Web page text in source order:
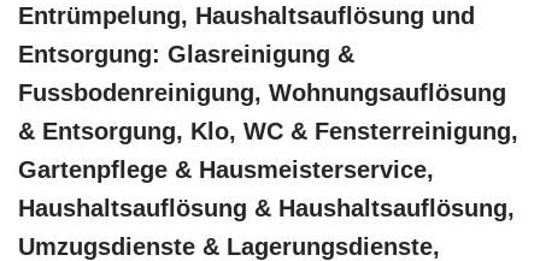
Entrümpelung, Haushaltsauflösung und
Entsorgung: Glasreinigung &
Fussbodenreinigung, Wohnungsauflösung
& Entsorgung, Klo, WC & Fensterreinigung,
Gartenpflege & Hausmeisterservice,
Haushaltsauflösung & Haushaltsauflösung,
Umzugsdienste & Lagerungsdienste,